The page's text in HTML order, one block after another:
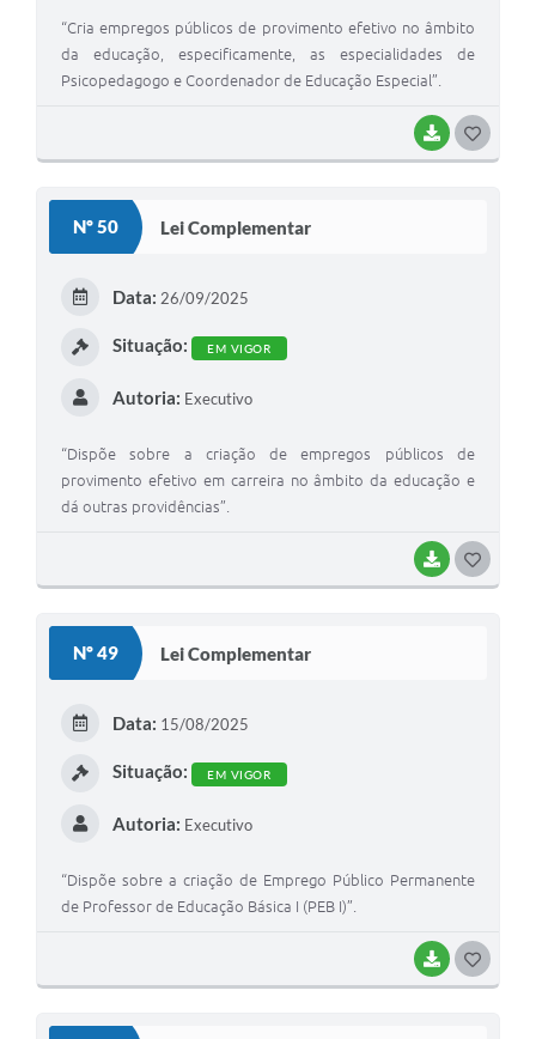
BAIXAR
“Cria empregos públicos de provimento efetivo no âmbito
da educação, especificamente, as especialidades de
Psicopedagogo e Coordenador de Educação Especial”.
Nº 50 Lei Complementar
BAIXAR
Data: 26/09/2025
Situação: EM VIGOR
Autoria: Executivo
“Dispõe sobre a criação de empregos públicos de
provimento efetivo em carreira no âmbito da educação e
dá outras providências”.
Nº 49 Lei Complementar
BAIXAR
Data: 15/08/2025
Situação: EM VIGOR
Autoria: Executivo
“Dispõe sobre a criação de Emprego Público Permanente
de Professor de Educação Básica I (PEB I)”.